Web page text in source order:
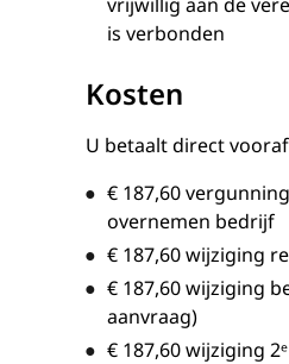
is verbonden
Kosten
U betaalt direct
€ 187,60
overnemen bedrijf
€ 187,60wijziging
€ 187,60wijziging
aanvraag)
€ 187,60wijziging